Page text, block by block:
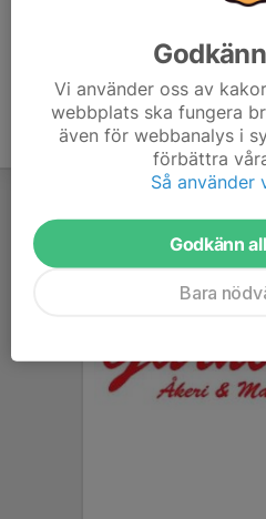
Vi använder oss av
webbplats ska fungera
även för webbanalys i
förbättra
Så använder
Godkänn
Bara